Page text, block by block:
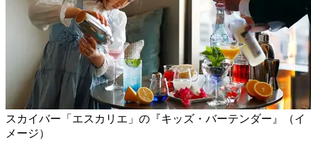
スカイバー「エスカリエ」の『キッズ・バーテンダー』（イ
メージ）